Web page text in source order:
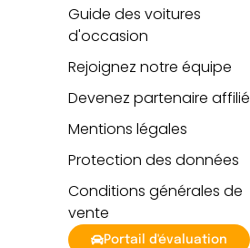
Guide des voitures
d'occasion
Rejoignez notre équipe
Devenez partenaire affilié
Mentions légales
Protection des données
Conditions générales de
vente
Portail d'évaluation